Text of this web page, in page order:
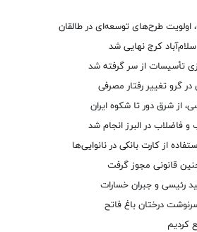
طرح‌های توسعه‌ای در طالقان
کرج نهایی شد
تأسیسات از سر گرفته شد
گرو تغییر رفتار مصرفی
از شرق دور تا شکوه ایران
از کارت بانکی در نانوایی‌ها
رئیسی و جبران خسارات
درختان باغ فاتح
کردیم